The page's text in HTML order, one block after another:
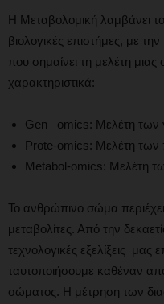
Η Μεταβολομική λαμβάνει
βιολογικές επιστήμες, με
που σημαίνει τη μελέτη
χαρακτηριστικά:
Gen –omics: Μελέτη των
Prote-omics: Μελέτη των
Metabol-omics: Μελέτη
Το ανθρώπινο σώμα
μεταβολίτες. Από την
τεχνολογικές εξελίξεις
ταυτοποιήσουμε καθέναν
σώματος. Η μέτρηση των